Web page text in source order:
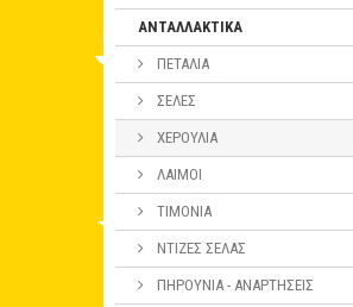
ΑΝΤΑΛΛΑΚΤΙΚΑ
ΠΕΤΑΛΙΑ
ΣΕΛΕΣ
ΧΕΡΟΥΛΙΑ
ΛΑΙΜΟΙ
ΤΙΜΟΝΙΑ
ΝΤΙΖΕΣ ΣΕΛΑΣ
ΠΗΡΟΥΝΙΑ - ΑΝΑΡΤΗΣΕΙΣ